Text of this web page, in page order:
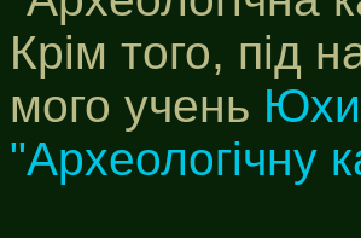
Крім того, під
мого учень
"Археологічну